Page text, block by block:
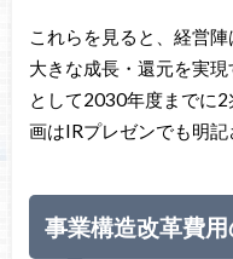
これらを見ると、経営
大きな成長・還元を実
として2030年度までに
画はIRプレゼンでも明記
事業構造改革費